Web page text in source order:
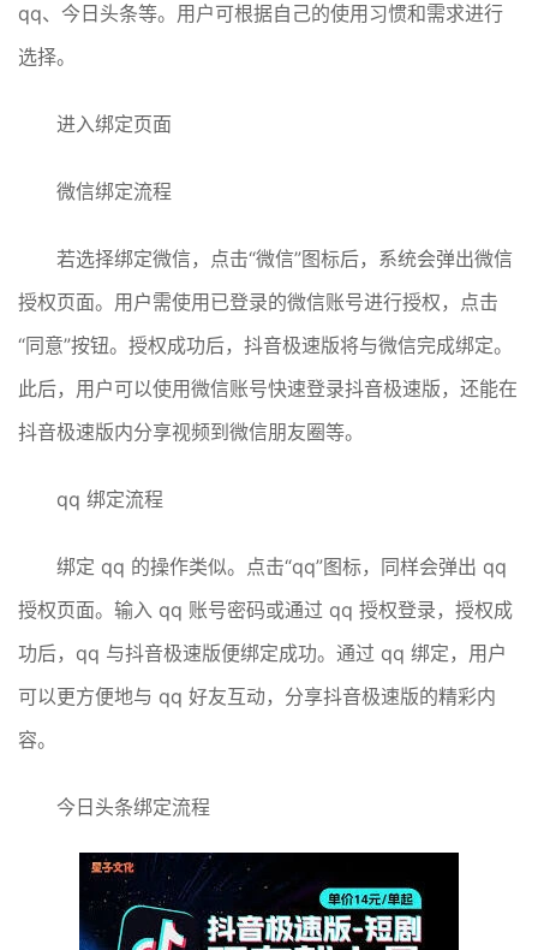
qq、今日头条等。用户可根据自己的使用习惯和需求进行
选择。
进入绑定页面
微信绑定流程
若选择绑定微信，点击“微信”图标后，系统会弹出微信
授权页面。用户需使用已登录的微信账号进行授权，点击
“同意”按钮。授权成功后，抖音极速版将与微信完成绑定。
此后，用户可以使用微信账号快速登录抖音极速版，还能在
抖音极速版内分享视频到微信朋友圈等。
qq 绑定流程
绑定 qq 的操作类似。点击“qq”图标，同样会弹出 qq
授权页面。输入 qq 账号密码或通过 qq 授权登录，授权成
功后，qq 与抖音极速版便绑定成功。通过 qq 绑定，用户
可以更方便地与 qq 好友互动，分享抖音极速版的精彩内
容。
今日头条绑定流程